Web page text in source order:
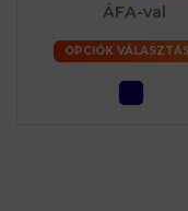
ÁFA-val
OPCIÓK